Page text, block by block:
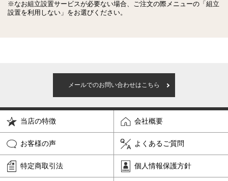
※なお組立設置サービスが必要ない場合、ご注文の際メニューの「組立
設置を利用しない」をお選びください。
メールでのお問い合わせはこちら
当店の特徴 会社概要
お客様の声 よくあるご質問
特定商取引法 個人情報保護方針